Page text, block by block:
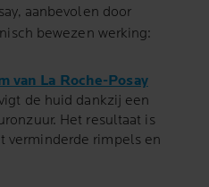
aanbevolen door
bewezen werking:
van La Roche-Posay
de huid dankzij een
Het resultaat is
verminderde rimpels en